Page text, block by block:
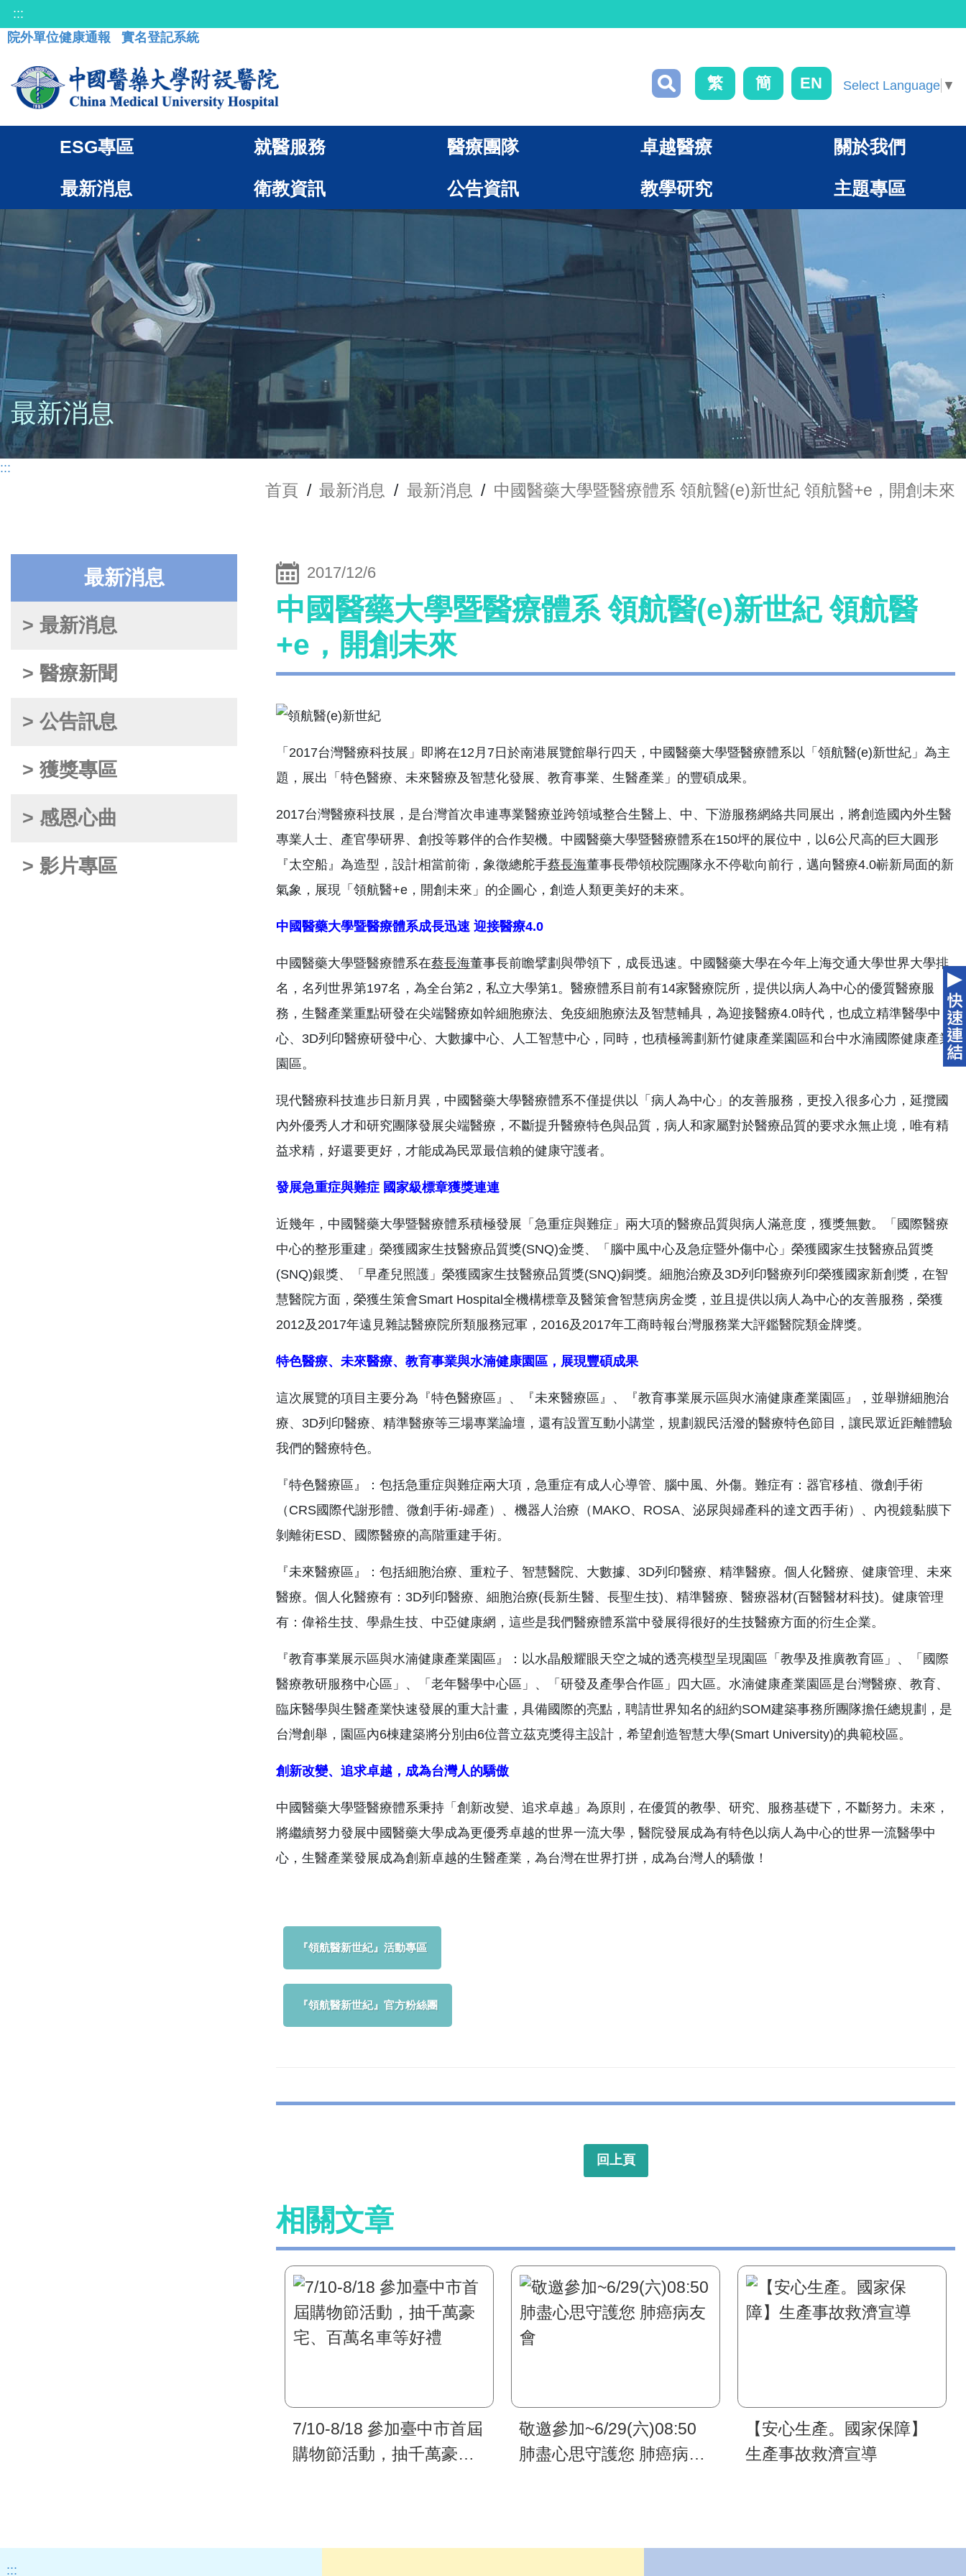
:::
院外單位健康通報
實名登記系統
繁 簡 EN Select Language ▼
ESG專區 就醫服務 醫療團隊 卓越醫療 關於我們
最新消息 衛教資訊 公告資訊 教學研究 主題專區
最新消息
:::
首頁 / 最新消息 / 最新消息 / 中國醫藥大學暨醫療體系 領航醫(e)新世紀 領航醫+e，開創未來
最新消息
> 最新消息
> 醫療新聞
> 公告訊息
> 獲獎專區
> 感恩心曲
> 影片專區
2017/12/6
中國醫藥大學暨醫療體系 領航醫(e)新世紀 領航醫
+e，開創未來
「2017台灣醫療科技展」即將在12月7日於南港展覽館舉行四天，中國醫藥大學暨醫療體系以「領航醫(e)新世紀」為主
題，展出「特色醫療、未來醫療及智慧化發展、教育事業、生醫產業」的豐碩成果。
2017台灣醫療科技展，是台灣首次串連專業醫療並跨領域整合生醫上、中、下游服務網絡共同展出，將創造國內外生醫
專業人士、產官學研界、創投等夥伴的合作契機。中國醫藥大學暨醫療體系在150坪的展位中，以6公尺高的巨大圓形
『太空船』為造型，設計相當前衛，象徵總舵手蔡長海董事長帶領校院團隊永不停歇向前行，邁向醫療4.0嶄新局面的新
氣象，展現「領航醫+e，開創未來」的企圖心，創造人類更美好的未來。
中國醫藥大學暨醫療體系成長迅速 迎接醫療4.0
中國醫藥大學暨醫療體系在蔡長海董事長前瞻擘劃與帶領下，成長迅速。中國醫藥大學在今年上海交通大學世界大學排
名，名列世界第197名，為全台第2，私立大學第1。醫療體系目前有14家醫療院所，提供以病人為中心的優質醫療服
務，生醫產業重點研發在尖端醫療如幹細胞療法、免疫細胞療法及智慧輔具，為迎接醫療4.0時代，也成立精準醫學中
心、3D列印醫療研發中心、大數據中心、人工智慧中心，同時，也積極籌劃新竹健康產業園區和台中水湳國際健康產業
園區。
現代醫療科技進步日新月異，中國醫藥大學醫療體系不僅提供以「病人為中心」的友善服務，更投入很多心力，延攬國
內外優秀人才和研究團隊發展尖端醫療，不斷提升醫療特色與品質，病人和家屬對於醫療品質的要求永無止境，唯有精
益求精，好還要更好，才能成為民眾最信賴的健康守護者。
發展急重症與難症 國家級標章獲獎連連
近幾年，中國醫藥大學暨醫療體系積極發展「急重症與難症」兩大項的醫療品質與病人滿意度，獲獎無數。「國際醫療
中心的整形重建」榮獲國家生技醫療品質獎(SNQ)金獎、「腦中風中心及急症暨外傷中心」榮獲國家生技醫療品質獎
(SNQ)銀獎、「早產兒照護」榮獲國家生技醫療品質獎(SNQ)銅獎。細胞治療及3D列印醫療列印榮獲國家新創獎，在智
慧醫院方面，榮獲生策會Smart Hospital全機構標章及醫策會智慧病房金獎，並且提供以病人為中心的友善服務，榮獲
2012及2017年遠見雜誌醫療院所類服務冠軍，2016及2017年工商時報台灣服務業大評鑑醫院類金牌獎。
特色醫療、未來醫療、教育事業與水湳健康園區，展現豐碩成果
這次展覽的項目主要分為『特色醫療區』、『未來醫療區』、『教育事業展示區與水湳健康產業園區』，並舉辦細胞治
療、3D列印醫療、精準醫療等三場專業論壇，還有設置互動小講堂，規劃親民活潑的醫療特色節目，讓民眾近距離體驗
我們的醫療特色。
『特色醫療區』：包括急重症與難症兩大項，急重症有成人心導管、腦中風、外傷。難症有：器官移植、微創手術
（CRS國際代謝形體、微創手術-婦產）、機器人治療（MAKO、ROSA、泌尿與婦產科的達文西手術）、內視鏡黏膜下
剝離術ESD、國際醫療的高階重建手術。
『未來醫療區』：包括細胞治療、重粒子、智慧醫院、大數據、3D列印醫療、精準醫療。個人化醫療、健康管理、未來
醫療。個人化醫療有：3D列印醫療、細胞治療(長新生醫、長聖生技)、精準醫療、醫療器材(百醫醫材科技)。健康管理
有：偉裕生技、學鼎生技、中亞健康網，這些是我們醫療體系當中發展得很好的生技醫療方面的衍生企業。
『教育事業展示區與水湳健康產業園區』：以水晶般耀眼天空之城的透亮模型呈現園區「教學及推廣教育區」、「國際
醫療教研服務中心區」、「老年醫學中心區」、「研發及產學合作區」四大區。水湳健康產業園區是台灣醫療、教育、
臨床醫學與生醫產業快速發展的重大計畫，具備國際的亮點，聘請世界知名的紐約SOM建築事務所團隊擔任總規劃，是
台灣創舉，園區內6棟建築將分別由6位普立茲克獎得主設計，希望創造智慧大學(Smart University)的典範校區。
創新改變、追求卓越，成為台灣人的驕傲
中國醫藥大學暨醫療體系秉持「創新改變、追求卓越」為原則，在優質的教學、研究、服務基礎下，不斷努力。未來，
將繼續努力發展中國醫藥大學成為更優秀卓越的世界一流大學，醫院發展成為有特色以病人為中心的世界一流醫學中
心，生醫產業發展成為創新卓越的生醫產業，為台灣在世界打拼，成為台灣人的驕傲！
『領航醫新世紀』活動專區
『領航醫新世紀』官方粉絲團
回上頁
相關文章
7/10-8/18 參加臺中市首屆
購物節活動，抽千萬豪
敬邀參加~6/29(六)08:50
肺盡心思守護您 肺癌病友
【安心生產。國家保障】
生產事故救濟宣導
:::